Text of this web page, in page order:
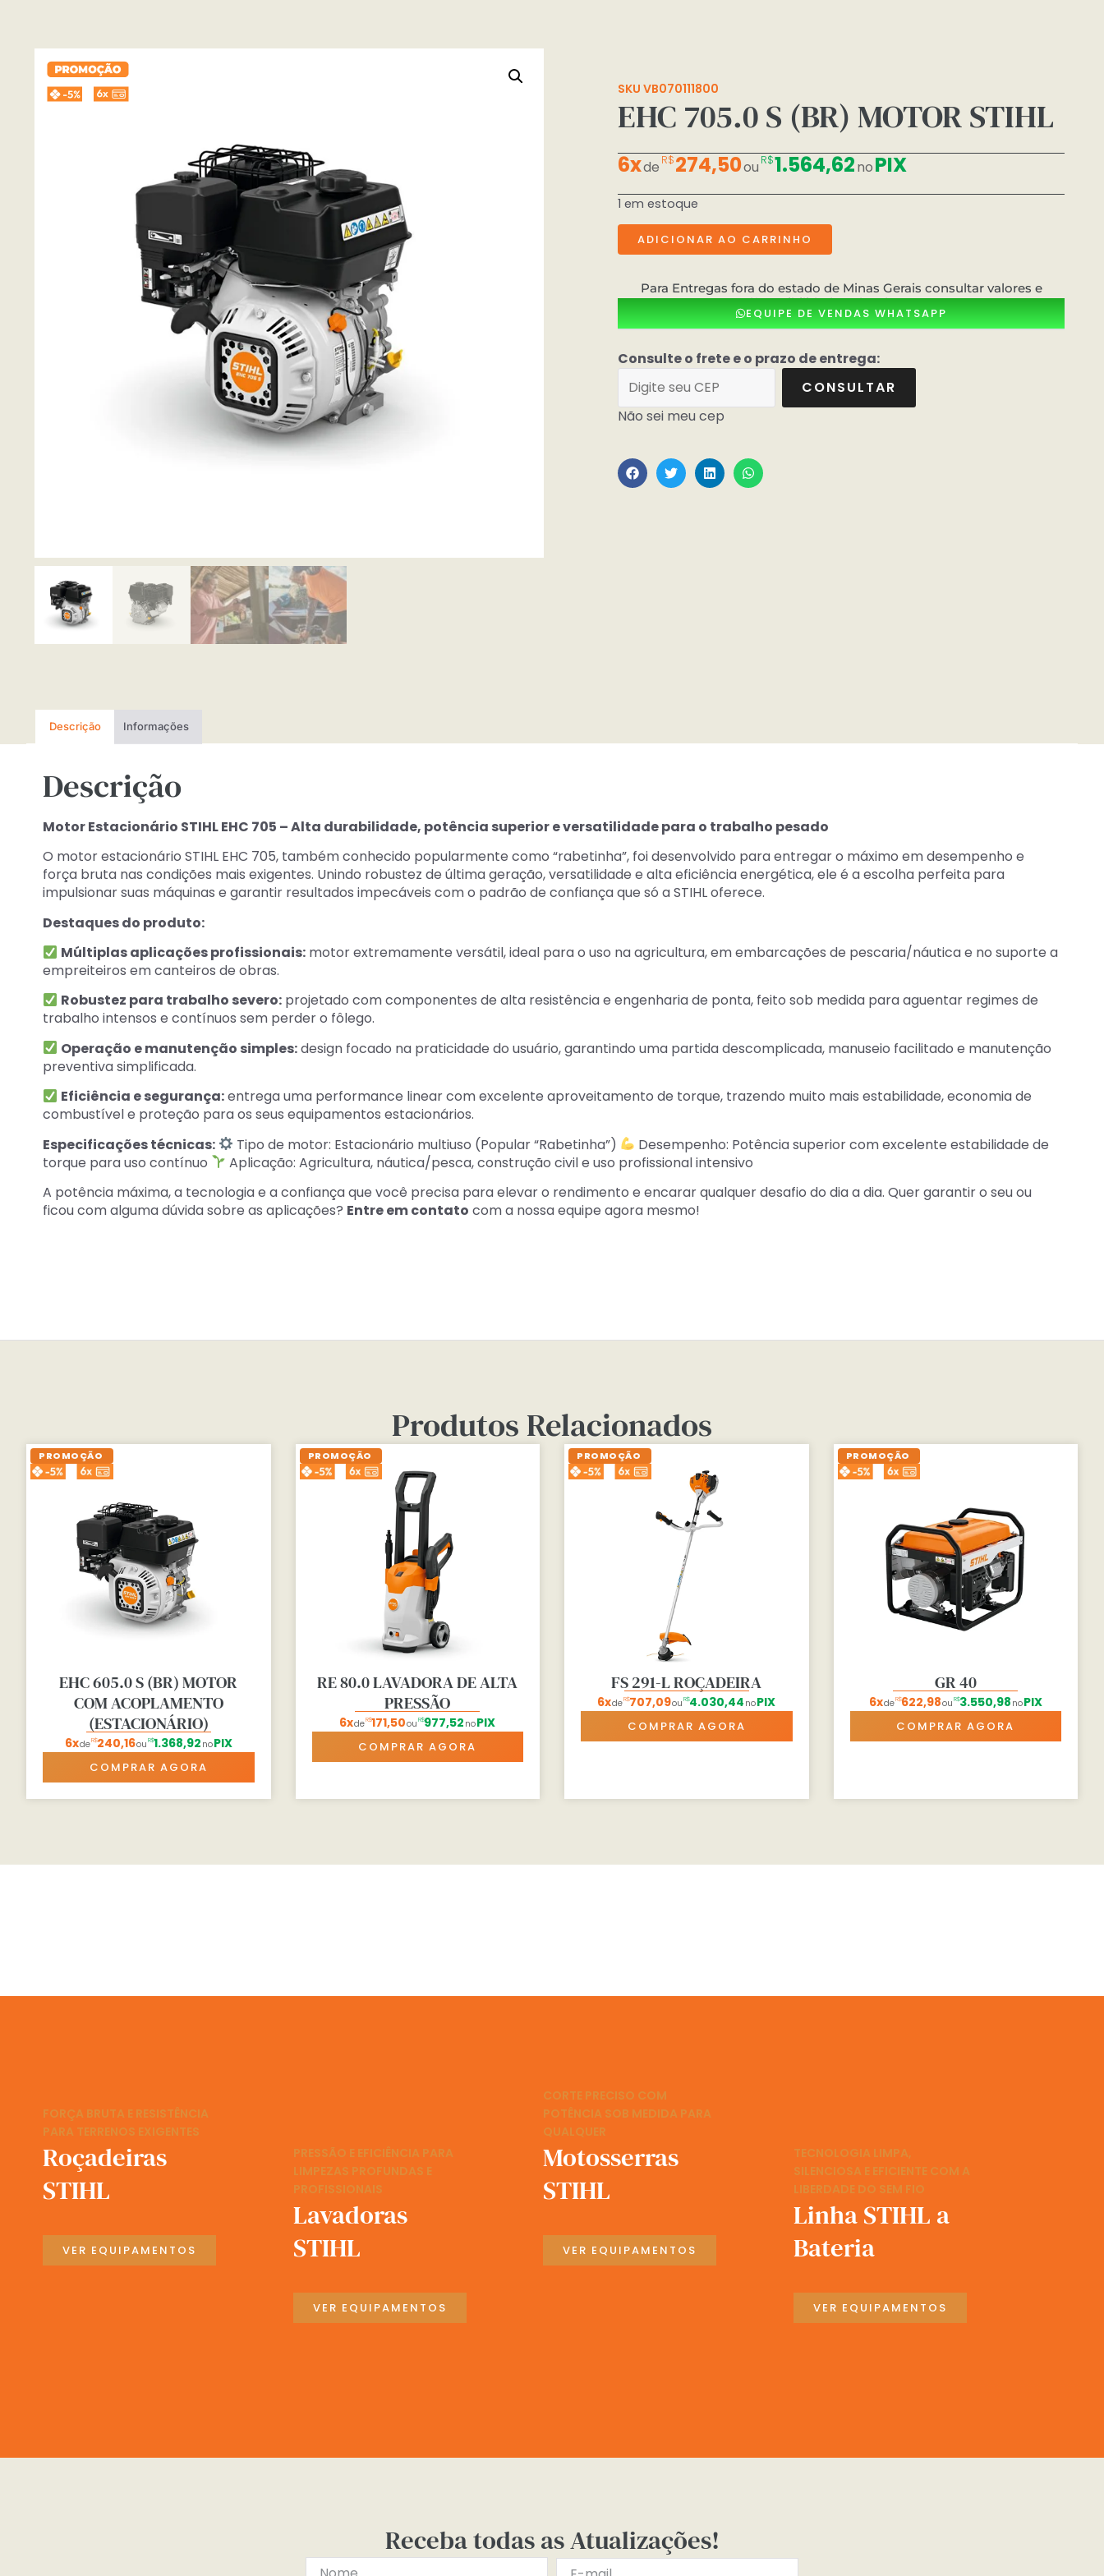
SKU VB070111800
EHC 705.0 S (BR) MOTOR STIHL
6xde R$274,50ou R$1.564,62noPIX
1 em estoque
ADICIONAR AO CARRINHO
Para Entregas fora do estado de Minas Gerais consultar valores e
dísponibilidade pelo whatsApp
EQUIPE DE VENDAS WHATSAPP
Consulte o frete e o prazo de entrega:
CONSULTAR
Não sei meu cep
Descrição Informações
Descrição
Motor Estacionário STIHL EHC 705 – Alta durabilidade, potência superior e versatilidade para o trabalho pesado
O motor estacionário STIHL EHC 705, também conhecido popularmente como “rabetinha”, foi desenvolvido para entregar o máximo em desempenho e
força bruta nas condições mais exigentes. Unindo robustez de última geração, versatilidade e alta eficiência energética, ele é a escolha perfeita para
impulsionar suas máquinas e garantir resultados impecáveis com o padrão de confiança que só a STIHL oferece.
Destaques do produto:
Múltiplas aplicações profissionais: motor extremamente versátil, ideal para o uso na agricultura, em embarcações de pescaria/náutica e no suporte a
empreiteiros em canteiros de obras.
Robustez para trabalho severo: projetado com componentes de alta resistência e engenharia de ponta, feito sob medida para aguentar regimes de
trabalho intensos e contínuos sem perder o fôlego.
Operação e manutenção simples:design focado na praticidade do usuário, garantindo uma partida descomplicada, manuseio facilitado e manutenção
preventiva simplificada.
Eficiência e segurança:entrega uma performance linear com excelente aproveitamento de torque, trazendo muito mais estabilidade, economia de
combustível e proteção para os seus equipamentos estacionários.
Especificações técnicas:
Tipo de motor: Estacionário multiuso (Popular “Rabetinha”)
Desempenho: Potência superior com excelente estabilidade de
torque para uso contínuo
Aplicação: Agricultura, náutica/pesca, construção civil e uso profissional intensivo
A potência máxima, a tecnologia e a confiança que você precisa para elevar o rendimento e encarar qualquer desafio do dia a dia. Quer garantir o seu ou
ficou com alguma dúvida sobre as aplicações? Entre em contato com a nossa equipe agora mesmo!
Produtos Relacionados
EHC 605.0 S (BR) MOTOR
COM ACOPLAMENTO
(ESTACIONÁRIO)
6xdeR$240,16ou R$1.368,92 noPIX
COMPRAR AGORA
PROMOÇÃO
RE 80.0 LAVADORA DE ALTA
PRESSÃO
6xdeR$171,50ou R$977,52 noPIX
COMPRAR AGORA
PROMOÇÃO
FS 291-L ROÇADEIRA
6xdeR$707,09ou R$4.030,44 noPIX
COMPRAR AGORA
PROMOÇÃO
GR 40
6xdeR$622,98ou R$3.550,98 noPIX
COMPRAR AGORA
PROMOÇÃO
FORÇA BRUTA E RESISTÊNCIA
PARA TERRENOS EXIGENTES
Roçadeiras
STIHL
VER EQUIPAMENTOS
PRESSÃO E EFICIÊNCIA PARA
LIMPEZAS PROFUNDAS E
PROFISSIONAIS
Lavadoras
STIHL
VER EQUIPAMENTOS
CORTE PRECISO COM
POTÊNCIA SOB MEDIDA PARA
QUALQUER
Motosserras
STIHL
VER EQUIPAMENTOS
TECNOLOGIA LIMPA,
SILENCIOSA E EFICIENTE COM A
LIBERDADE DO SEM FIO
Linha STIHL a
Bateria
VER EQUIPAMENTOS
Receba todas as Atualizações!